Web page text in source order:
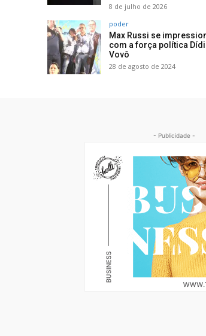
8 de julho de 2026
poder
Max Russi se
com a força política
Vovô
28 de agosto de 2024
- Publicidade -